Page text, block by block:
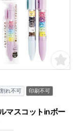
きにくいです。顔料
ため、耐水性・耐光
ています。インクは
書に使える黒となっ
すので、お好みに合
体の色をお選びくだ
れ不可 印刷不可
マスコットinボー